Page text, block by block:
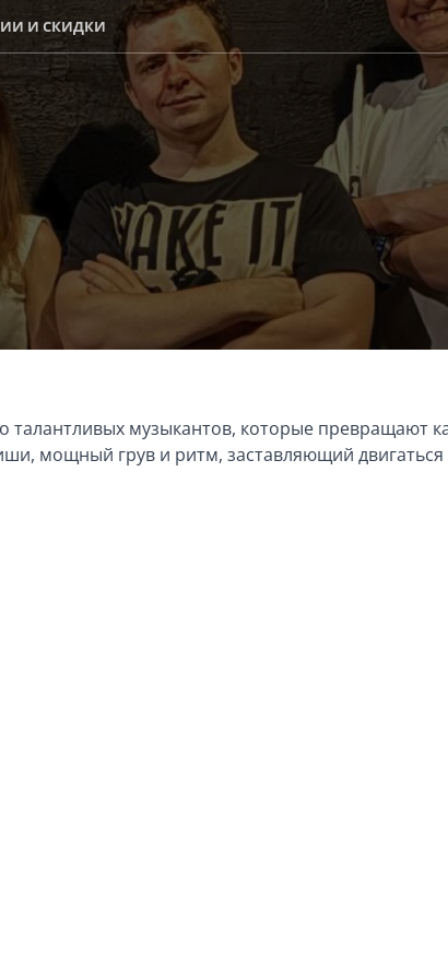
И СКИДКИ
талантливых музыкантов, которые превращают
мощный грув и ритм, заставляющий